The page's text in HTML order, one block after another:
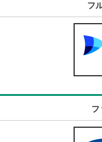
フ
フ